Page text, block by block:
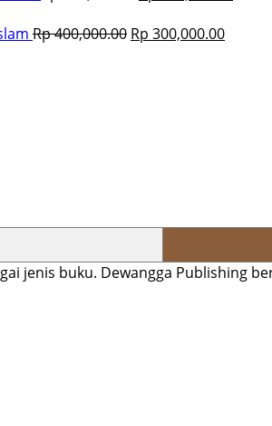
Rp400,000.00 Rp 300,000.00
jenis buku. Dewangga Publishing